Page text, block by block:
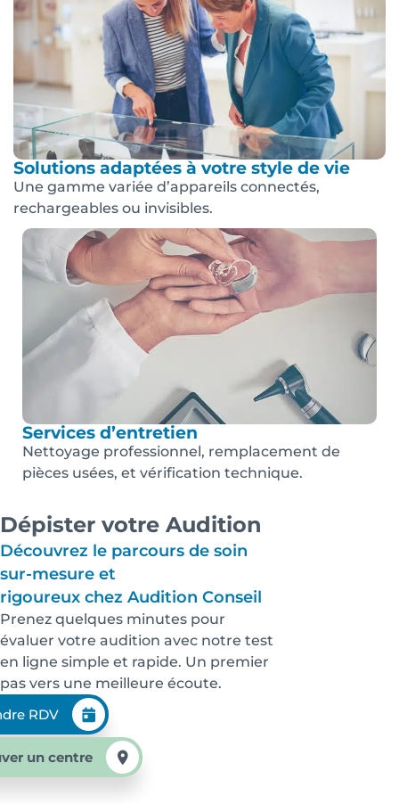
Solutions adaptées à votre style de vie
Une gamme variée d’appareils connectés,
rechargeables ou invisibles.
Services d’entretien
Nettoyage professionnel, remplacement de
pièces usées, et vérification technique.
Dépister votre Audition
Découvrez le parcours de soin
sur-mesure et
rigoureux chez Audition Conseil
Prenez quelques minutes pour
évaluer votre audition avec notre test
en ligne simple et rapide. Un premier
pas vers une meilleure écoute.
RDV
un centre